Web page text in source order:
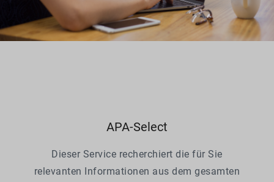
APA-Select
Dieser Service recherchiert die für Sie
relevanten Informationen aus dem gesamten